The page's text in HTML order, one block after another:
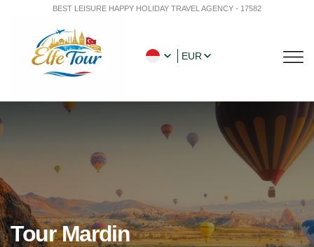
BEST LEISURE HAPPY HOLIDAY TRAVEL AGENCY - 17582
EUR
Tour Mardin